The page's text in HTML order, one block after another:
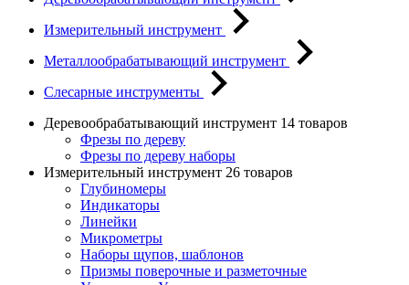
Измерительный инструмент
Металлообрабатывающий инструмент
Слесарные инструменты
Деревообрабатывающий инструмент 14 товаров
Фрезы по дереву
Фрезы по дереву наборы
Измерительный инструмент 26 товаров
Глубиномеры
Индикаторы
Линейки
Микрометры
Наборы щупов, шаблонов
Призмы поверочные и разметочные